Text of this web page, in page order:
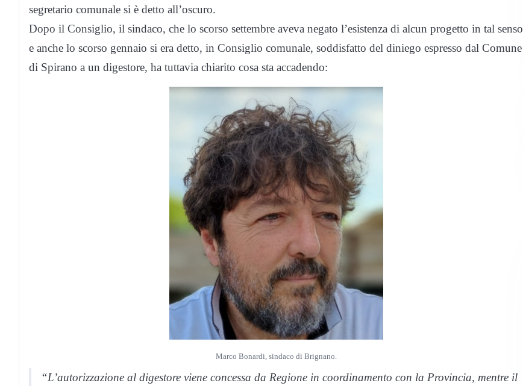
segretario comunale si è detto all’oscuro.
Dopo il Consiglio, il sindaco, che lo scorso settembre aveva negato l’esistenza di alcun progetto in tal senso
e anche lo scorso gennaio si era detto, in Consiglio comunale, soddisfatto del diniego espresso dal Comune
di Spirano a un digestore, ha tuttavia chiarito cosa sta accadendo:
Marco Bonardi, sindaco di Brignano.
“L’autorizzazione al digestore viene concessa da Regione in coordinamento con la Provincia, mentre il